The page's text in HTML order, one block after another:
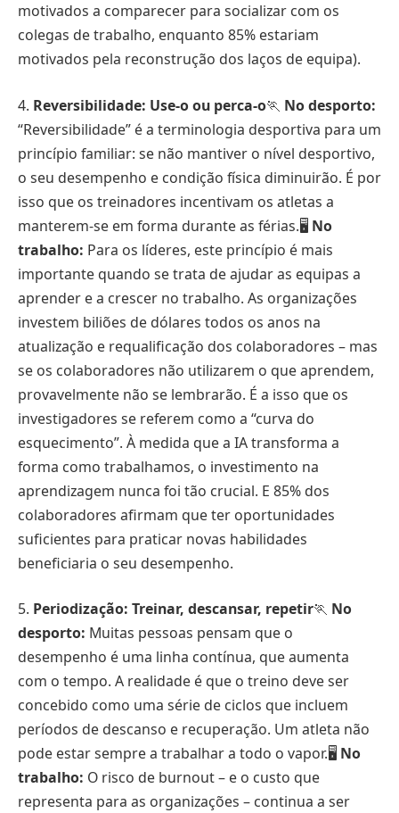
motivados a comparecer para socializar com os
colegas de trabalho, enquanto 85% estariam
motivados pela reconstrução dos laços de equipa).
4. Reversibilidade: Use-o ou perca-o🏃 No desporto:
“Reversibilidade” é a terminologia desportiva para um
princípio familiar: se não mantiver o nível desportivo,
o seu desempenho e condição física diminuirão. É por
isso que os treinadores incentivam os atletas a
manterem-se em forma durante as férias.🖥️ No
trabalho: Para os líderes, este princípio é mais
importante quando se trata de ajudar as equipas a
aprender e a crescer no trabalho. As organizações
investem biliões de dólares todos os anos na
atualização e requalificação dos colaboradores – mas
se os colaboradores não utilizarem o que aprendem,
provavelmente não se lembrarão. É a isso que os
investigadores se referem como a “curva do
esquecimento”. À medida que a IA transforma a
forma como trabalhamos, o investimento na
aprendizagem nunca foi tão crucial. E 85% dos
colaboradores afirmam que ter oportunidades
suficientes para praticar novas habilidades
beneficiaria o seu desempenho.
5. Periodização: Treinar, descansar, repetir🏃 No
desporto: Muitas pessoas pensam que o
desempenho é uma linha contínua, que aumenta
com o tempo. A realidade é que o treino deve ser
concebido como uma série de ciclos que incluem
períodos de descanso e recuperação. Um atleta não
pode estar sempre a trabalhar a todo o vapor.🖥️ No
trabalho: O risco de burnout – e o custo que
representa para as organizações – continua a ser